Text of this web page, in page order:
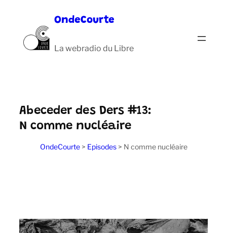
contenu
OndeCourte
La webradio du Libre
Abeceder des Ders #13:
N comme nucléaire
OndeCourte> Episodes> N comme nucléaire